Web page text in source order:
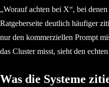
„Worauf achten bei X“, bei
Ratgeberseite deutlich häufiger
nur den kommerziellen Prompt
das Cluster misst, sieht den
Was die Systeme